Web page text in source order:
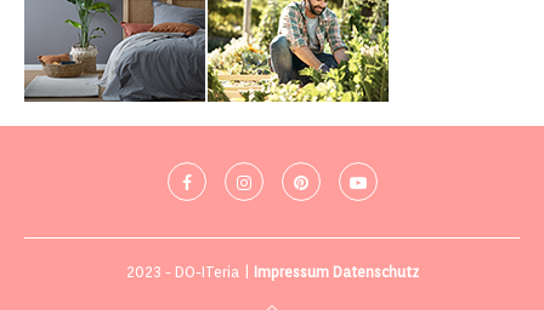
2023 - DO-ITeria | Impressum Datenschutz